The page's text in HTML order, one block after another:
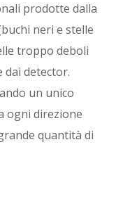
prodotte dalla
neri e stelle
troppo deboli
detector.
un unico
ogni direzione
quantità di